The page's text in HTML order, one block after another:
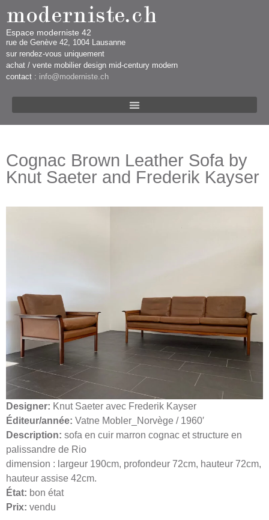
Espace moderniste 42
rue d​​​​e Genève 42, 1004 Lausanne​​
sur rendez-vous uniquement ​​​
​achat / vente mobilier design mid-century modern
contact : info@moderniste.ch
Cognac Brown Leather Sofa by
Knut Saeter and Frederik Kayser
Designer: Knut Saeter avec Frederik Kayser
Éditeur/année: Vatne Mobler_Norvège / 1960′
Description: sofa en cuir marron cognac et structure en
palissandre de Rio
dimension : largeur 190cm, profondeur 72cm, hauteur 72cm,
hauteur assise 42cm.
État: bon état
Prix: vendu